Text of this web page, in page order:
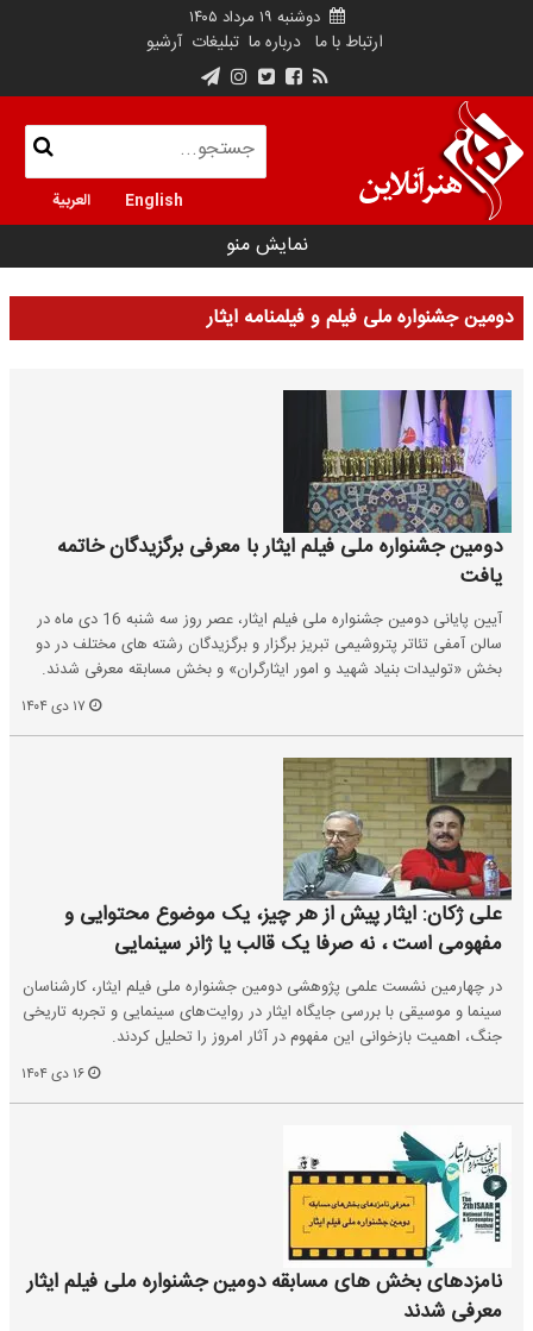
دوشنبه ۱۹ مرداد ۱۴۰۵
ارتباط با ما درباره ما تبلیغات آرشیو
English العربية
نمایش منو
دومین جشنواره ملی فیلم و فیلمنامه ایثار
دومین جشنواره ملی فیلم ایثار با معرفی برگزیدگان خاتمه
یافت
آیین پایانی دومین جشنواره ملی فیلم ایثار، عصر روز سه شنبه 16 دی ماه در
سالن آمفی تئاتر پتروشیمی تبریز برگزار و برگزیدگان رشته های مختلف در دو
بخش «تولیدات بنیاد شهید و امور ایثارگران» و بخش مسابقه معرفی شدند.
علی ژکان: ایثار پیش از هر چیز، یک موضوع محتوایی و
مفهومی است ، نه صرفا یک قالب یا ژانر سینمایی
در چهارمین نشست علمی پژوهشی دومین جشنواره ملی فیلم ایثار، کارشناسان
سینما و موسیقی با بررسی جایگاه ایثار در روایت‌های سینمایی و تجربه تاریخی
جنگ، اهمیت بازخوانی این مفهوم در آثار امروز را تحلیل کردند.
نامزدهای بخش های مسابقه دومین جشنواره ملی فیلم ایثار
معرفی شدند